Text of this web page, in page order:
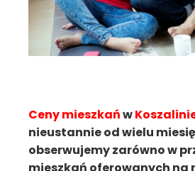
Ceny mieszkańw
nieustannie od wielu
obserwujemy zarówno w